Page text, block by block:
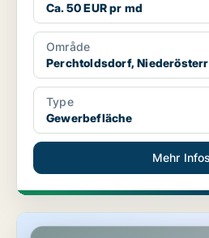
Ca. 50 EUR pr md
Område
Perchtoldsdorf,
Type
Gewerbefläche
Mehr Infos
Gewerbeimmobilien in